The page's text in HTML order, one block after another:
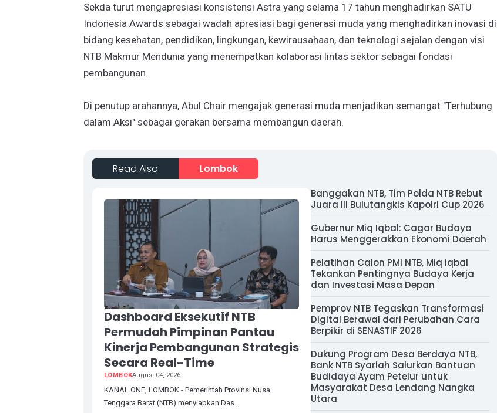
Sekda turut mengapresiasi konsistensi Astra yang selama 17 tahun menghadirkan SATU
Indonesia Awards sebagai wadah apresiasi bagi generasi muda yang menghadirkan inovasi di
bidang kesehatan, pendidikan, lingkungan, kewirausahaan, dan teknologi sejalan dengan visi
NTB Makmur Mendunia yang menempatkan kolaborasi lintas sektor sebagai fondasi
pembangunan.
Di penutup arahannya, Abul Chair mengajak generasi muda menjadikan semangat "Terhubung
dalam Aksi" sebagai gerakan bersama membangun daerah.
Read Also Lombok
Dashboard Eksekutif NTB
Permudah Pimpinan Pantau
Kinerja Pembangunan Strategis
Secara Real-Time
LOMBOKAugust 04, 2026
KANAL ONE, LOMBOK - Pemerintah Provinsi Nusa
Tenggara Barat (NTB) menyiapkan Das...
Banggakan NTB, Tim Polda NTB Rebut
Juara III Bulutangkis Kapolri Cup 2026
Gubernur Miq Iqbal: Cagar Budaya
Harus Menggerakkan Ekonomi Daerah
Pelatihan Calon PMI NTB, Miq Iqbal
Tekankan Pentingnya Budaya Kerja
dan Investasi Masa Depan
Pemprov NTB Tegaskan Transformasi
Digital Berawal dari Perubahan Cara
Berpikir di SENASTIF 2026
Dukung Program Desa Berdaya NTB,
Bank NTB Syariah Salurkan Bantuan
Budidaya Ayam Petelur untuk
Masyarakat Desa Lendang Nangka
Utara